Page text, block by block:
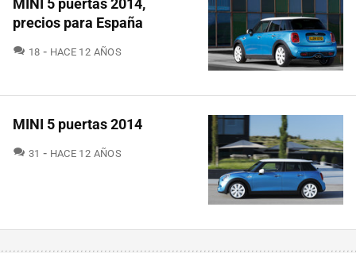
precios para España
18 COMENTARIOS
HACE 12 AÑOS
MINI 5 puertas 2014
31 COMENTARIOS
HACE 12 AÑOS